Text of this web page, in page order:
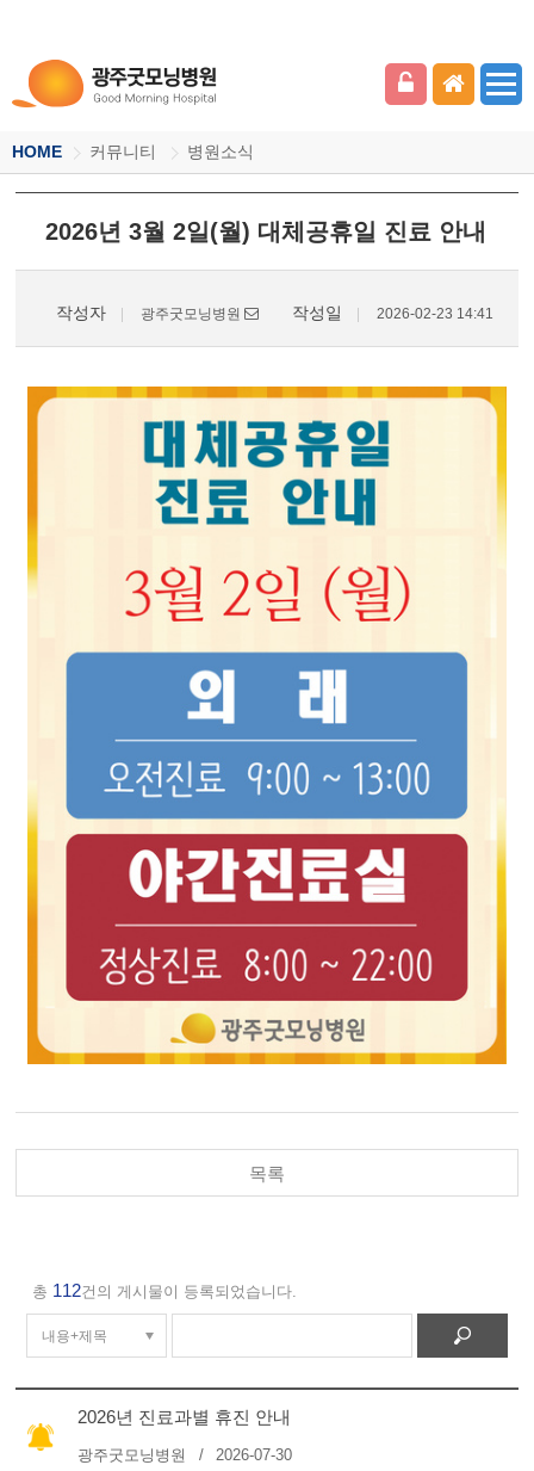
HOME 커뮤니티 병원소식
2026년 3월 2일(월) 대체공휴일 진료 안내
작성자 광주굿모닝병원 작성일 2026-02-23 14:41
목록
총 112건의 게시물이 등록되었습니다.
2026년 진료과별 휴진 안내
광주굿모닝병원 2026-07-30